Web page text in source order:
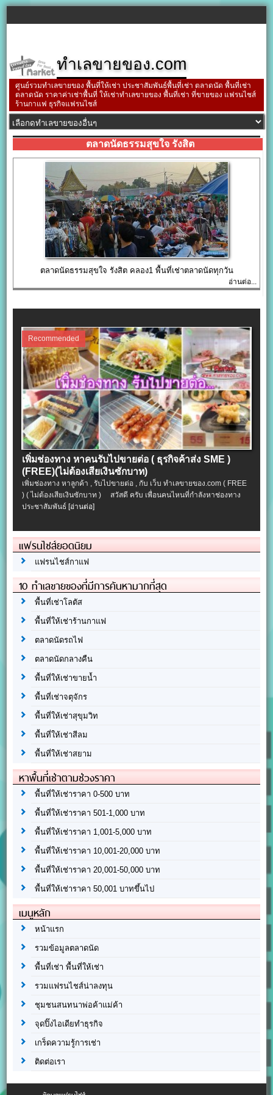
ทำเลขายของ.com
ศูนย์รวมทำเลขายของ พื้นที่ให้เช่า ประชาสัมพันธ์พื้นที่เช่า ตลาดนัด พื้นที่เช่า
ตลาดนัด ราคาค่าเช่าพื้นที่ ให้เช่าทำเลขายของ พื้นที่เช่า ที่ขายของ แฟรนไชส์
ร้านกาแฟ ธุรกิจแฟรนไชส์
ตลาดนัดธรรมสุขใจ รังสิต
ตลาดนัดธรรมสุขใจ รังสิต คลอง1 พื้นที่เช่าตลาดนัดทุกวัน
อ่านต่อ...
Recommended
เพิ่มช่องทาง หาคนรับไปขายต่อ ( ธุรกิจค้าส่ง SME )
(FREE)(ไม่ต้องเสียเงินซักบาท)
เพิ่มช่องทาง หาลูกค้า , รับไปขายต่อ , กับ เว็บ ทำเลขายของ.com ( FREE
) ( ไม่ต้องเสียเงินซักบาท ) สวัสดี ครับ เพื่อนคนไหนที่กำลังหาช่องทาง
ประชาสัมพันธ์[อ่านต่อ]
แฟรนไชส์ยอดนิยม
แฟรนไชส์กาแฟ
10 ทำเลขายของที่มีการค้นหามากที่สุด
พื้นที่เช่าโลตัส
พื้นที่ให้เช่าร้านกาแฟ
ตลาดนัดรถไฟ
ตลาดนัดกลางคืน
พื้นที่ให้เช่าขายน้ำ
พื้นที่เช่าจตุจักร
พื้นที่ให้เช่าสุขุมวิท
พื้นที่ให้เช่าสีลม
พื้นที่ให้เช่าสยาม
หาพื้นที่เช่าตามช่วงราคา
พื้นที่ให้เช่าราคา 0-500 บาท
พื้นที่ให้เช่าราคา 501-1,000 บาท
พื้นที่ให้เช่าราคา 1,001-5,000 บาท
พื้นที่ให้เช่าราคา 10,001-20,000 บาท
พื้นที่ให้เช่าราคา 20,001-50,000 บาท
พื้นที่ให้เช่าราคา 50,001 บาทขึ้นไป
เมนูหลัก
หน้าแรก
รวมข้อมูลตลาดนัด
พื้นที่เช่า พื้นที่ให้เช่า
รวมแฟรนไชส์น่าลงทุน
ชุมชนสนทนาพ่อค้าแม่ค้า
จุดปิ๊งไอเดียทำธุรกิจ
เกร็ดความรู้การเช่า
ติดต่อเรา